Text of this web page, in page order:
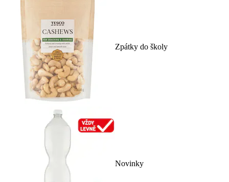
Zpátky do školy
Novinky